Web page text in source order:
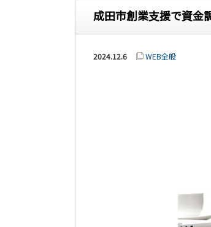
成田市創業支援で資金
2024.12.6 WEB全般